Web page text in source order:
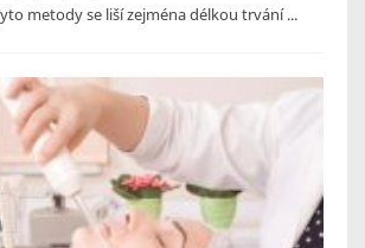
metody se liší zejména délkou trvání ...